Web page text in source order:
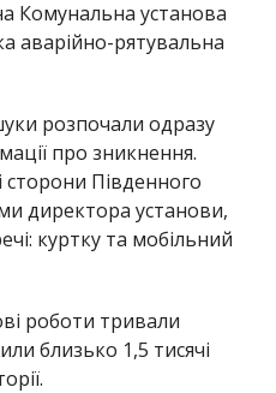
Комунальна установа
аварійно-рятувальна
розпочали одразу
про зникнення.
Південного
директора установи,
куртку та мобільний
роботи тривали
близько 1,5 тисячі